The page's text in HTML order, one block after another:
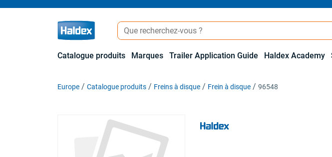
Catalogue produits Marques Trailer Application Guide Haldex Academy
Europe Catalogue produits Freins à disque Frein à disque 96548